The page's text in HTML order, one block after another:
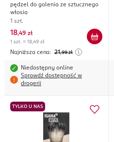
pędzel do golenia ze sztucznego
włosia
1 szt.
18,49 zł
1 szt. = 18,49 zł
Najniższa cena: 21,99 zł
Niedostępny online
Sprawdź dostępność w
drogerii
TYLKO U NAS